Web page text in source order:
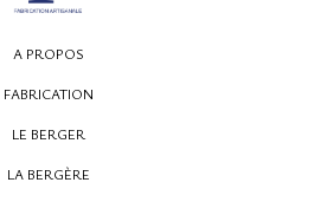
A PROPOS
FABRICATION
LE BERGER
LA BERGÈRE